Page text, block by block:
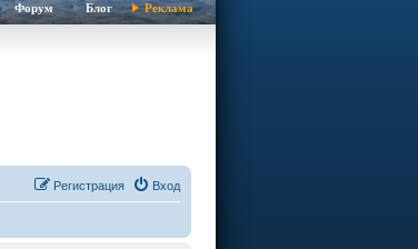
Форум Блог Реклама
Вход
Регистрация